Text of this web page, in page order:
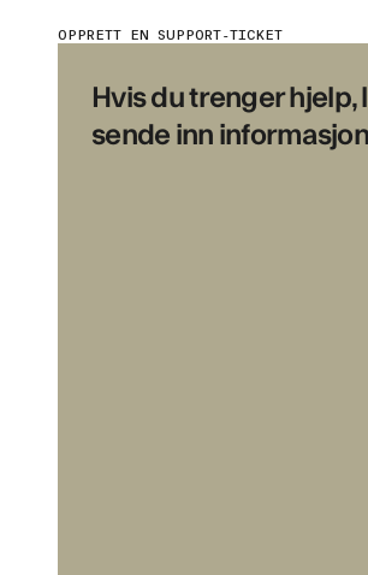
OPPRETT EN SUPPORT-TICKET
Hvis du trenger
sende inn